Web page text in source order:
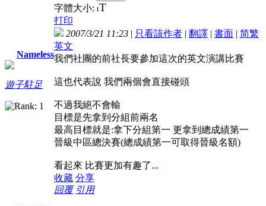
Nameless
遊子駐足
字體大小: tT
打印
2007/3/21 11:23 | 只看該作者 | 翻譯 | 書面 | 简繁
英文
我們社團的前社長要參加這次的英文演講比賽
這也代表說 我們兩個會直接碰頭
不過我絕不會輸
目標是先拿到分組前兩名
最高目標就是:拿下分組第一 更拿到總成績第一
晉級中區總決賽(總成績第一可取得晉級名額)
看起來 比賽更加有趣了...
收藏 分享
回覆 引用